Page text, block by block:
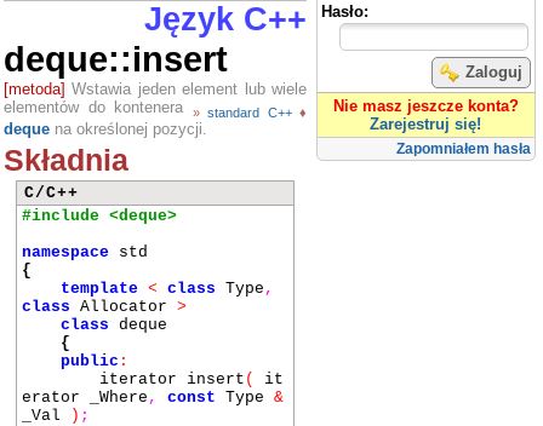
Hasło:
Zaloguj
Nie masz jeszcze konta?
Zarejestruj się!
Zapomniałem hasła
Język C++
deque::insert
[metoda]Wstawia jeden element lub wiele
elementów do kontenera
» standard C++♦
deque na określonej pozycji.
Składnia
C/C++
#include <deque>
namespace std
{
template < class Type ,
class Allocator >
class deque
{
public :
iterator insert (
it
erator _Where , const Type &
_Val
) ;